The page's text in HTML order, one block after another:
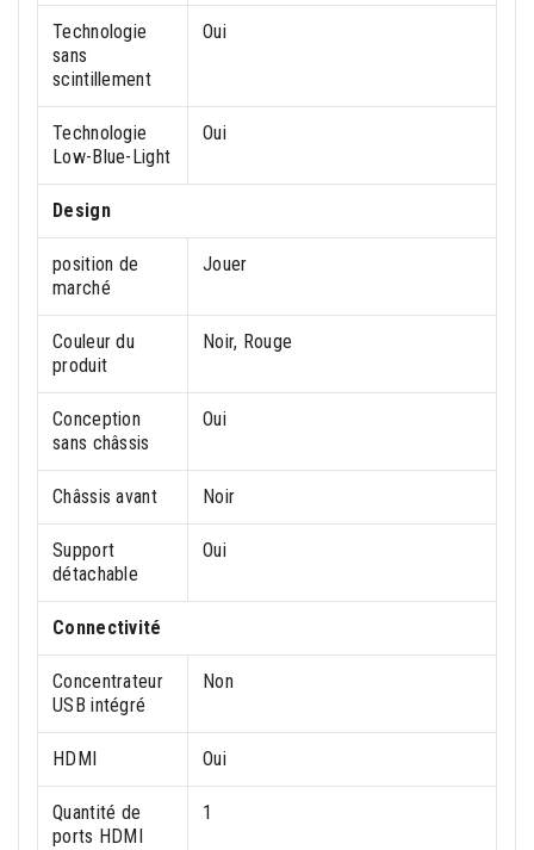
Technologie
sans
scintillement
Oui
Technologie
Low-Blue-Light
Oui
Design
position de
marché
Jouer
Couleur du
produit
Noir, Rouge
Conception
sans châssis
Oui
Châssis avant Noir
Support
détachable
Oui
Connectivité
Concentrateur
USB intégré
Non
HDMI Oui
Quantité de
ports HDMI
1